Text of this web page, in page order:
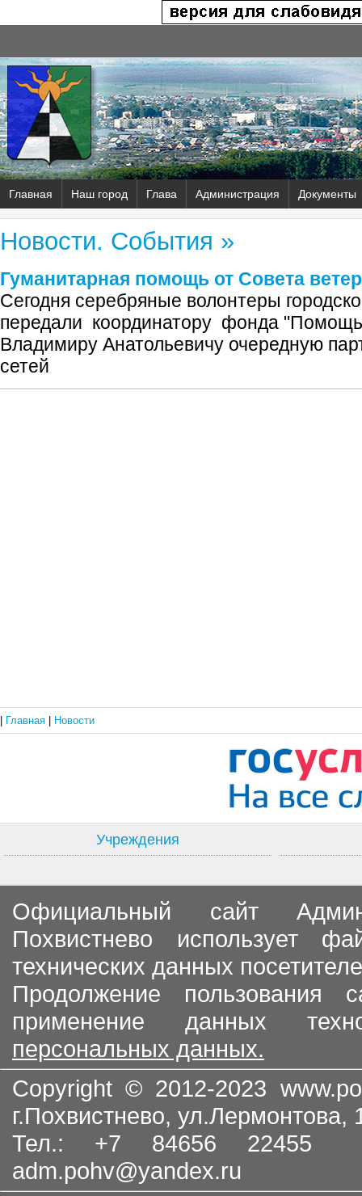
Главная Наш город Глава Администрация Документы
Новости. События »
Гуманитарная помощь от Совета
Сегодня серебряные волонтеры
передали координатору фонда
Владимиру Анатольевичу очередную
сетей
Главная Новости
Учреждения
Официальный сайт
Похвистнево использует
технических данных
Продолжение пользования
применение данных
персональных данных.
Copyright © 2012-2023
г.Похвистнево, ул.Лермонтова,
Тел.: +7 84656
adm.pohv@yandex.ru